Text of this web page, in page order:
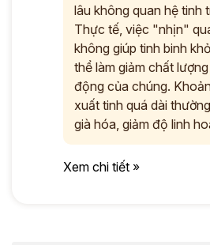
lâu không quan hệ tinh
Thực tế, việc "nhịn"
không giúp tinh binh
thể làm giảm chất
động của chúng.
xuất tinh quá dài
già hóa, giảm độ linh
Xem chi tiết »